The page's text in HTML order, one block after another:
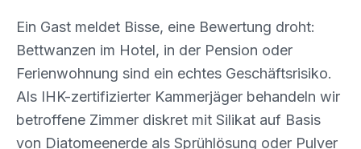
Ein Gast meldet Bisse, eine Bewertung droht:
Bettwanzen im Hotel, in der Pension oder
Ferienwohnung sind ein echtes Geschäftsrisiko.
Als IHK-zertifizierter Kammerjäger behandeln wir
betroffene Zimmer diskret mit Silikat auf Basis
von Diatomeenerde als Sprühlösung oder Pulver